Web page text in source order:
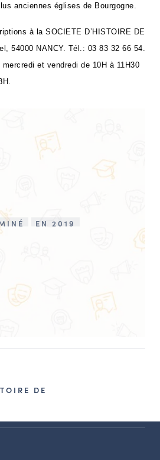
anciennes églises de Bourgogne.
à la SOCIETE D’HISTOIRE DE
54000 NANCY. Tél.: 03 83 32 66 54.
et vendredi de 10H à 11H30
EN 2019
DE